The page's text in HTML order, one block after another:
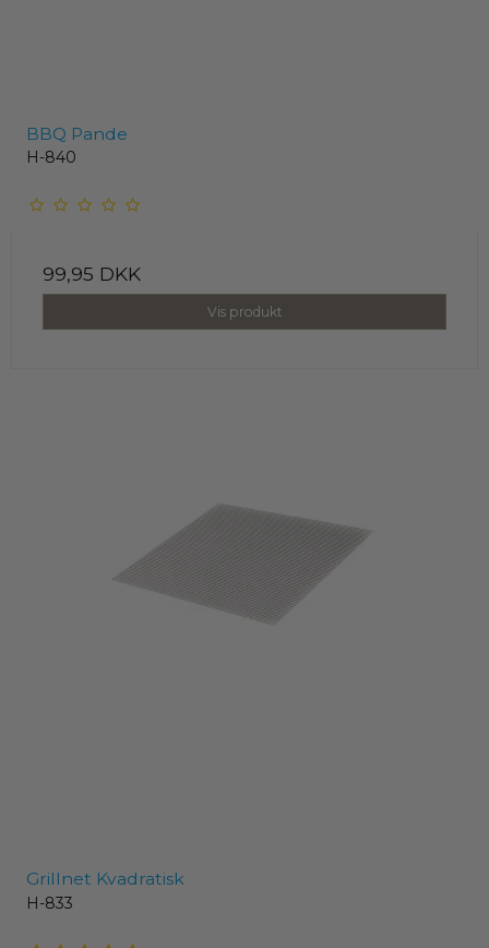
BBQ Pande
H-840
99,95 DKK
Vis produkt
Grillnet Kvadratisk
H-833